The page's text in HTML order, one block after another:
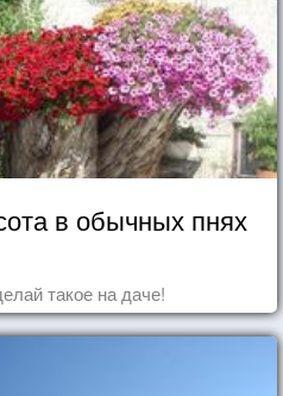
в обычных пнях
такое на даче!